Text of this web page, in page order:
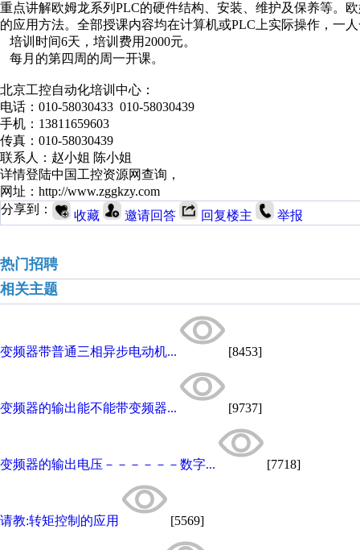
重点讲解欧姆龙系列PLC的硬件结构、安装、维护及保养等。
的应用方法。全部授课内容均在计算机或PLC上实际操作，一
培训时间6天，培训费用2000元。
每月的第四周的周一开课。
北京工控自动化培训中心：
电话：010-58030433 010-58030439
手机：13811659603
传真：010-58030439
联系人：赵小姐 陈小姐
详情登陆中国工控资源网查询，
网址：http://www.zggkzy.com
分享到：
收藏 邀请回答 回复楼主 举报
热门招聘
相关主题
变频器带普通三相异步电动机... [8453]
变频器的输出能不能带变频器... [9737]
变频器的输出电压－－－－－－数字... [7718]
请教:转矩控制的应用 [5569]